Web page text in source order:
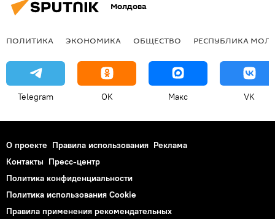
Молдова
ПОЛИТИКА ЭКОНОМИКА ОБЩЕСТВО РЕСПУБЛИКА
Telegram OK Макс VK
О проекте Правила использования Реклама
Контакты Пресс-центр
Политика конфиденциальности
Политика использования Cookie
Правила применения рекомендательных